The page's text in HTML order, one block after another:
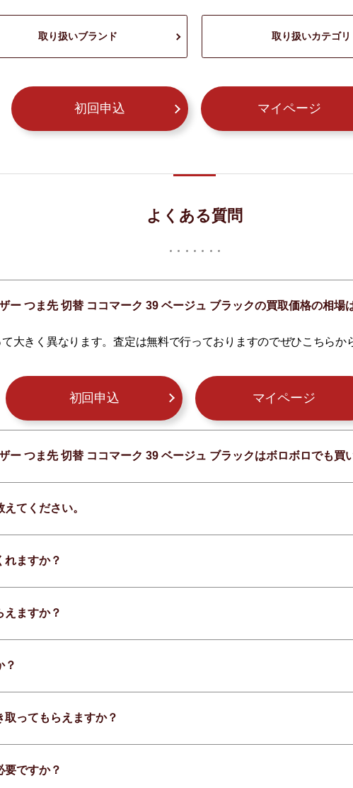
取り扱いブランド 取り扱いカテゴリ
初回申込 マイページ
よくある質問
ー つま先 切替 ココマーク 39 ベージュ ブラックの買取価格の相場
大きく異なります。査定は無料で行っておりますのでぜひこちらか
初回申込 マイページ
ー つま先 切替 ココマーク 39 ベージュ ブラックはボロボロでも買
てください。
れますか？
えますか？
？
ってもらえますか？
要ですか？